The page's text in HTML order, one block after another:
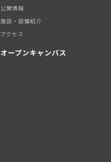
公開情報
施設・設備紹介
アクセス
オープンキャンパス